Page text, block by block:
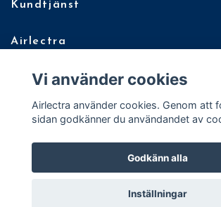
Kundtjänst
Airlectra
Villkor
En Quickbutik för din Quickbutik
© 2026 Airlectra
Vi använder cookies
Airlectra använder cookies. Genom att
sidan godkänner du användandet av
Godkänn alla
Inställningar